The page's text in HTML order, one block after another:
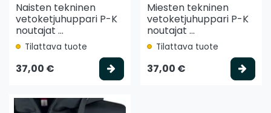
Naisten tekninen
vetoketjuhuppari P-K
noutajat ...
Tilattava tuote
37,00 € Valitse vaihtoehto
Miesten tekninen
vetoketjuhuppari P-K
noutajat ...
Tilattava tuote
37,00 €